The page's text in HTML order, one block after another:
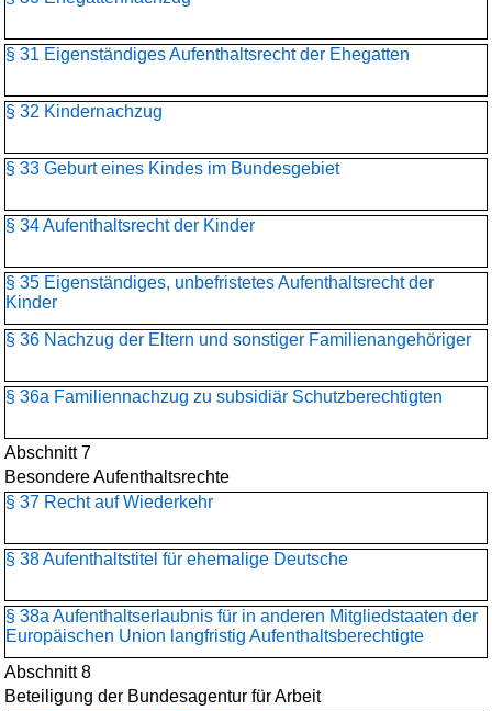
§ 31 Eigenständiges Aufenthaltsrecht der Ehegatten
§ 32 Kindernachzug
§ 33 Geburt eines Kindes im Bundesgebiet
§ 34 Aufenthaltsrecht der Kinder
§ 35 Eigenständiges, unbefristetes Aufenthaltsrecht der
Kinder
§ 36 Nachzug der Eltern und sonstiger Familienangehöriger
§ 36a Familiennachzug zu subsidiär Schutzberechtigten
Abschnitt 7
Besondere Aufenthaltsrechte
§ 37 Recht auf Wiederkehr
§ 38 Aufenthaltstitel für ehemalige Deutsche
§ 38a Aufenthaltserlaubnis für in anderen Mitgliedstaaten der
Europäischen Union langfristig Aufenthaltsberechtigte
Abschnitt 8
Beteiligung der Bundesagentur für Arbeit